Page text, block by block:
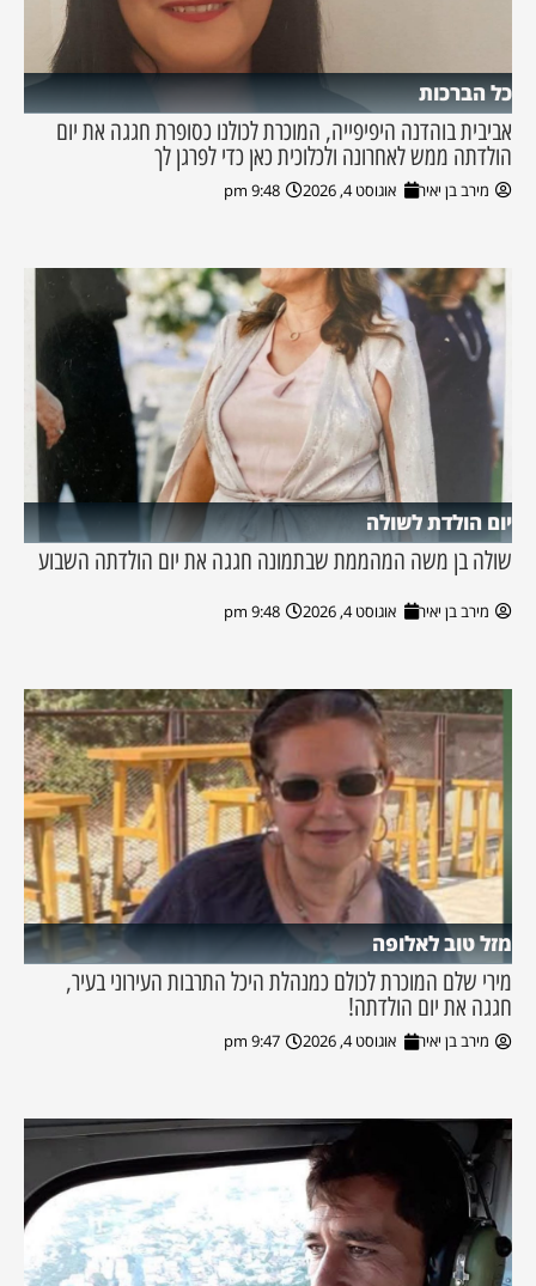
כל הברכות
אביבית בוהדנה היפיפייה, המוכרת לכולנו כסופרת חגגה את יום
הולדתה ממש לאחרונה ולכלוכית כאן כדי לפרגן לך
מירב בן יאיר אוגוסט 4, 2026 9:48 pm
יום הולדת לשולה
שולה בן משה המהממת שבתמונה חגגה את יום הולדתה השבוע
מירב בן יאיר אוגוסט 4, 2026 9:48 pm
מזל טוב לאלופה
מירי שלם המוכרת לכולם כמנהלת היכל התרבות העירוני בעיר,
חגגה את יום הולדתה!
מירב בן יאיר אוגוסט 4, 2026 9:47 pm